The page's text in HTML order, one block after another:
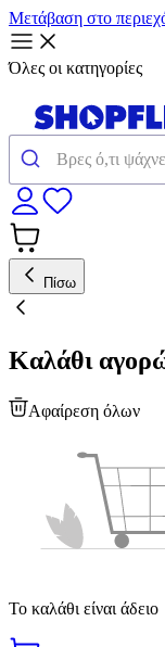
Μετάβαση στο
Όλες οι κατηγορίες
Πίσω
Καλάθι
Αφαίρεση όλων
Το καλάθι είναι άδειο